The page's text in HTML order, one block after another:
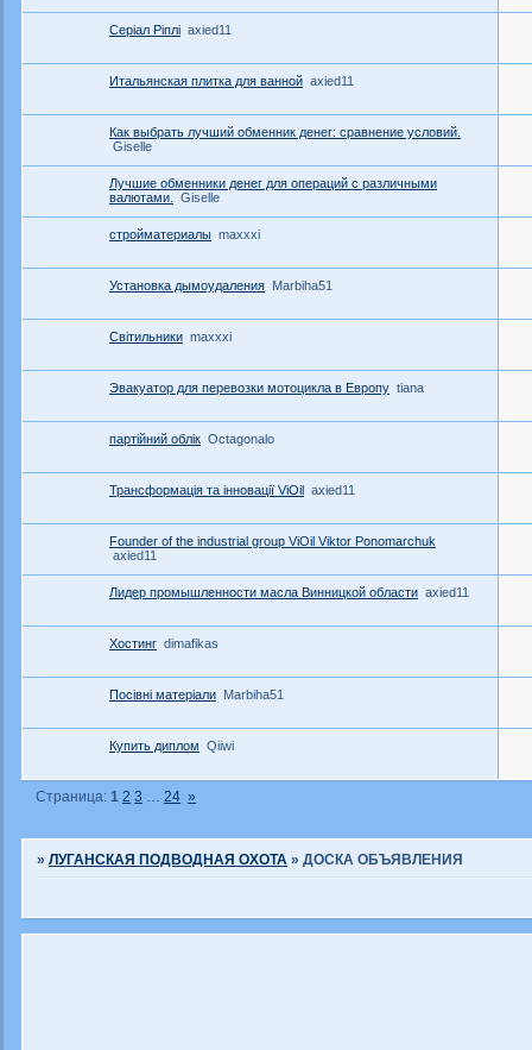
Серіал Ріплі axied11
Итальянская плитка для ванной axied11
Как выбрать лучший обменник денег: сравнение условий.
Giselle
Лучшие обменники денег для операций с различными
валютами.
Giselle
стройматериалы maxxxi
Установка дымоудаления Marbiha51
Світильники maxxxi
Эвакуатор для перевозки мотоцикла в Европу tiana
партійний облік Octagonalo
Трансформація та інновації ViOil axied11
Founder of the industrial group ViOil Viktor Ponomarchuk
axied11
Лидер промышленности масла Винницкой области axied11
Хостинг dimafikas
Посівні матеріали Marbiha51
Купить диплом Qiiwi
Страница:1 2 3 … 24 »
»ЛУГАНСКАЯ ПОДВОДНАЯ ОХОТА »ДОСКА ОБЪЯВЛЕНИЯ